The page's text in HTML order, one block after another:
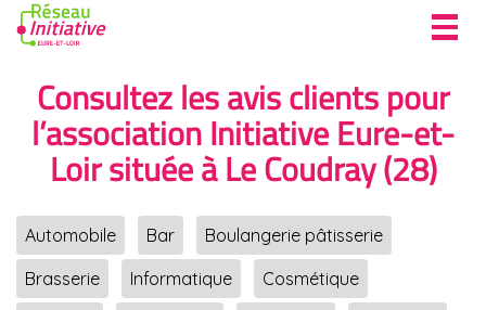
Consultez les avis clients pour
l’association Initiative Eure-et-
Loir située à Le Coudray (28)
Automobile Bar
Boulangerie pâtisserie
Brasserie
Informatique
Cosmétique